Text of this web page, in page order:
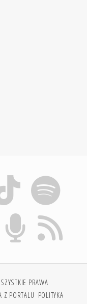
PRAWA
Z PORTALU POLITYKA